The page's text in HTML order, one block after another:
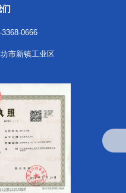
0666
市新镇工业区